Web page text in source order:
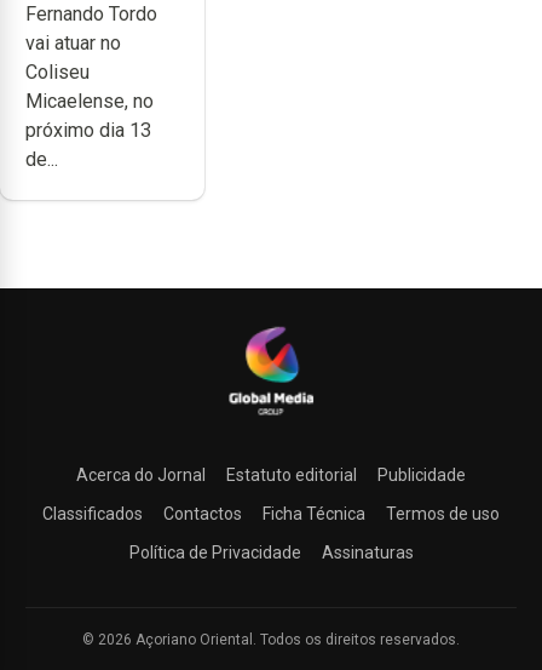
anos de
carreira no
Coliseu
Micaelense
Fernando Tordo
vai atuar no
Coliseu
Micaelense, no
próximo dia 13
de...
Acerca do Jornal Estatuto editorial
Publicidade
Classificados
Contactos Ficha Técnica
Termos de uso
Política de Privacidade
Assinaturas
© 2026 Açoriano Oriental. Todos os direitos reservados.